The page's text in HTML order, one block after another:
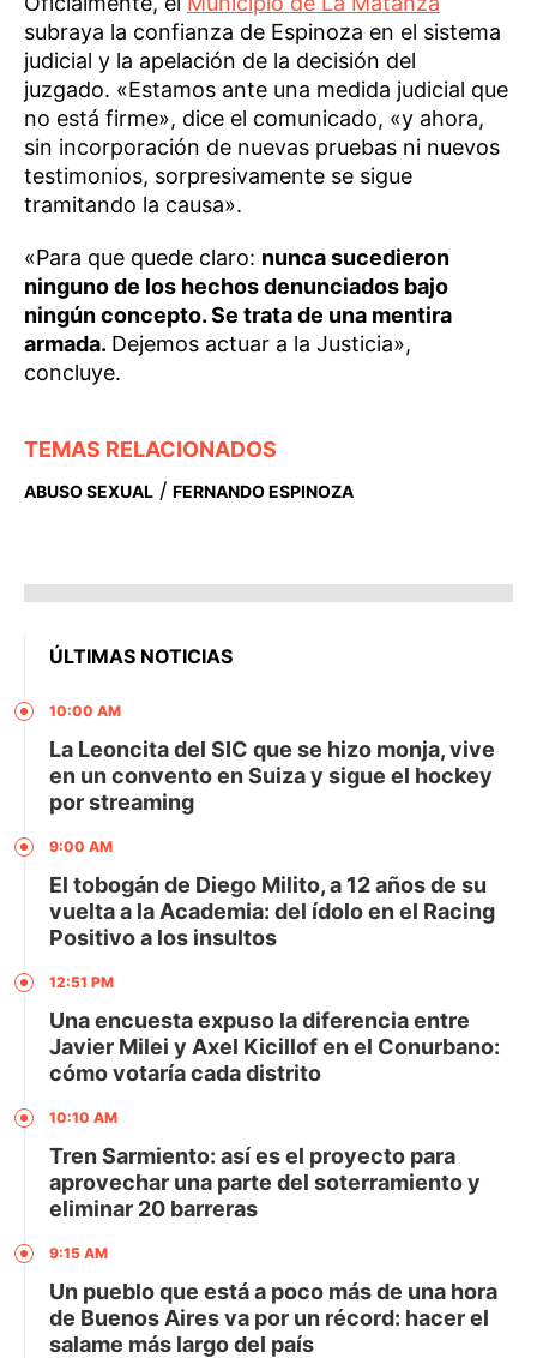
subraya la confianza de Espinoza en el sistema
judicial y la apelación de la decisión del
juzgado. «Estamos ante una medida judicial que
no está firme», dice el comunicado, «y ahora,
sin incorporación de nuevas pruebas ni nuevos
testimonios, sorpresivamente se sigue
tramitando la causa».
«Para que quede claro: nunca sucedieron
ninguno de los hechos denunciados bajo
ningún concepto. Se trata de una mentira
armada. Dejemos actuar a la Justicia»,
concluye.
TEMAS RELACIONADOS
ABUSO SEXUAL / FERNANDO ESPINOZA
ÚLTIMAS NOTICIAS
10:00 AM
La Leoncita del SIC que se hizo monja, vive
en un convento en Suiza y sigue el hockey
por streaming
9:00 AM
El tobogán de Diego Milito, a 12 años de su
vuelta a la Academia: del ídolo en el Racing
Positivo a los insultos
12:51 PM
Una encuesta expuso la diferencia entre
Javier Milei y Axel Kicillof en el Conurbano:
cómo votaría cada distrito
10:10 AM
Tren Sarmiento: así es el proyecto para
aprovechar una parte del soterramiento y
eliminar 20 barreras
9:15 AM
Un pueblo que está a poco más de una hora
de Buenos Aires va por un récord: hacer el
salame más largo del país